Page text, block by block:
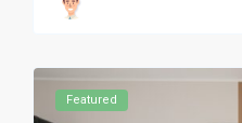
Featured